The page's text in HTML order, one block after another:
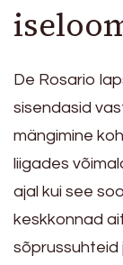
De Rosario
sisendasid
mängimine
liigades
ajal kui see
keskkonnad
sõprussuhteid